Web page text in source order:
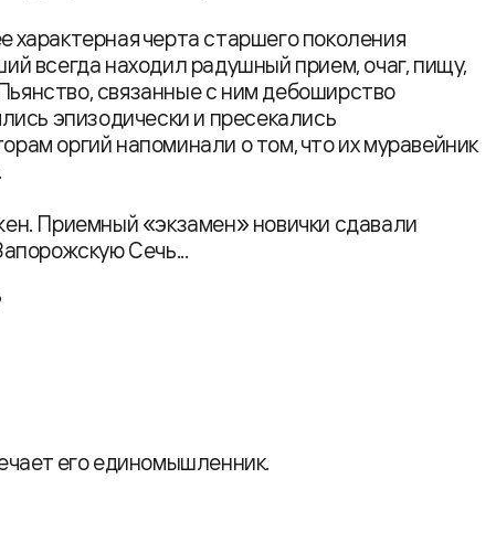
характерная черта старшего поколения
всегда находил радушный прием, очаг, пищу,
связанные с ним дебоширство
эпизодически и пресекались
оргий напоминали о том, что их муравейник
Приемный «экзамен» новички сдавали
Сечь...
его единомышленник.